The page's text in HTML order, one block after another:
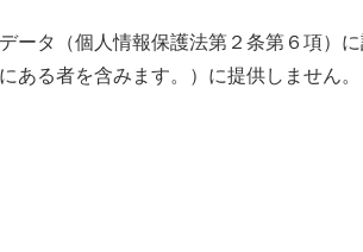
ータ（個人情報保護法第２条第６項）
ある者を含みます。）に提供しません。